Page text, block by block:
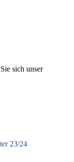
sich unser
23/24